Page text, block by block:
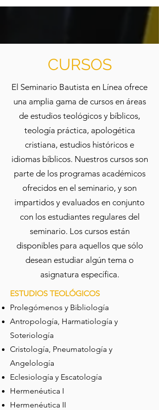
CURSOS
El Seminario Bautista en Línea ofrece
una amplia gama de cursos en áreas
de estudios teológicos y bíblicos,
teología práctica, apologética
cristiana, estudios históricos e
idiomas bíblicos. Nuestros cursos son
parte de los programas académicos
ofrecidos en el seminario, y son
impartidos y evaluados en conjunto
con los estudiantes regulares del
seminario. Los cursos están
disponibles para aquellos que sólo
desean estudiar algún tema o
asignatura específica.
ESTUDIOS TEOLÓGICOS
Prolegómenos y Bibliología
Antropología, Harmatiología y
Soteriología
Cristología, Pneumatología y
Angelología
Eclesiología y Escatología
Hermenéutica I
Hermenéutica II